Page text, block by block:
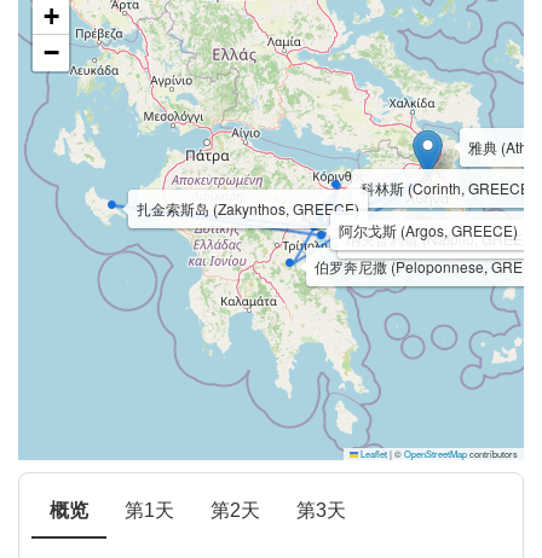
雅典
伯罗奔尼撒 (Peloponnese,
科林斯 (Corinth, GREECE)
纳夫普利翁 (Nafplio,
扎金索斯岛 (Zakynthos, GREECE)
阿尔戈斯 (Argos, GREECE)
+
−
Leaflet|©OpenStreetMapcontributors
概览 第1天 第2天 第3天